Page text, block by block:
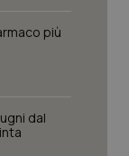
più
dal
fruibile il
la
/Dominio